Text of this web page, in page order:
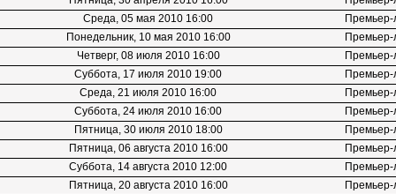
Среда, 05 мая 2010 16:00
Премьер-
Понедельник, 10 мая 2010 16:00
Премьер-
Четверг, 08 июля 2010 16:00
Премьер-
Суббота, 17 июля 2010 19:00
Премьер-
Среда, 21 июля 2010 16:00
Премьер-
Суббота, 24 июля 2010 16:00
Премьер-
Пятница, 30 июля 2010 18:00
Премьер-
Пятница, 06 августа 2010 16:00
Премьер-
Суббота, 14 августа 2010 12:00
Премьер-
Пятница, 20 августа 2010 16:00
Премьер-